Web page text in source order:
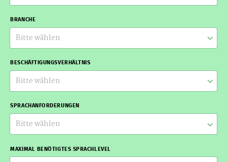
BRANCHE
Bitte wählen
BESCHÄFTIGUNGSVERHÄLTNIS
Bitte wählen
SPRACHANFORDERUNGEN
Bitte wählen
MAXIMAL BENÖTIGTES SPRACHLEVEL